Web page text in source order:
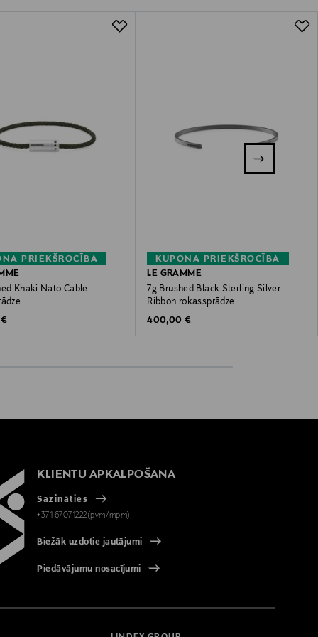
PRIEKŠROCĪBA
Khaki Nato Cable
KUPONA PRIEKŠROCĪBA
LE GRAMME
7g Brushed Black Sterling Silver
Ribbon rokassprādze
Original Price
400,00 €
KLIENTU APKALPOŠANA
Sazināties
+371 67071222(pvm/mpm)
Biežāk uzdotie jautājumi
Piedāvājumu nosacījumi